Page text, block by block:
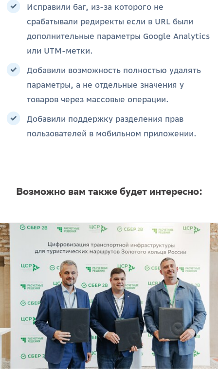
Исправили баг, из-за которого не
срабатывали редиректы если в URL были
дополнительные параметры Google Analytics
или UTM-метки.
Добавили возможность полностью удалять
параметры, а не отдельные значения у
товаров через массовые операции.
Добавили поддержку разделения прав
пользователей в мобильном приложении.
Возможно вам также будет интересно: